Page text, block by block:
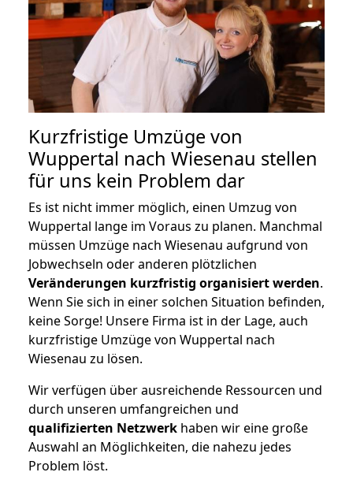
Kurzfristige Umzüge von
Wuppertal nach Wiesenau stellen
für uns kein Problem dar
Es ist nicht immer möglich, einen Umzug von
Wuppertal lange im Voraus zu planen. Manchmal
müssen Umzüge nach Wiesenau aufgrund von
Jobwechseln oder anderen plötzlichen
Veränderungen kurzfristig organisiert werden.
Wenn Sie sich in einer solchen Situation befinden,
keine Sorge! Unsere Firma ist in der Lage, auch
kurzfristige Umzüge von Wuppertal nach
Wiesenau zu lösen.
Wir verfügen über ausreichende Ressourcen und
durch unseren umfangreichen und
qualifizierten Netzwerk haben wir eine große
Auswahl an Möglichkeiten, die nahezu jedes
Problem löst.